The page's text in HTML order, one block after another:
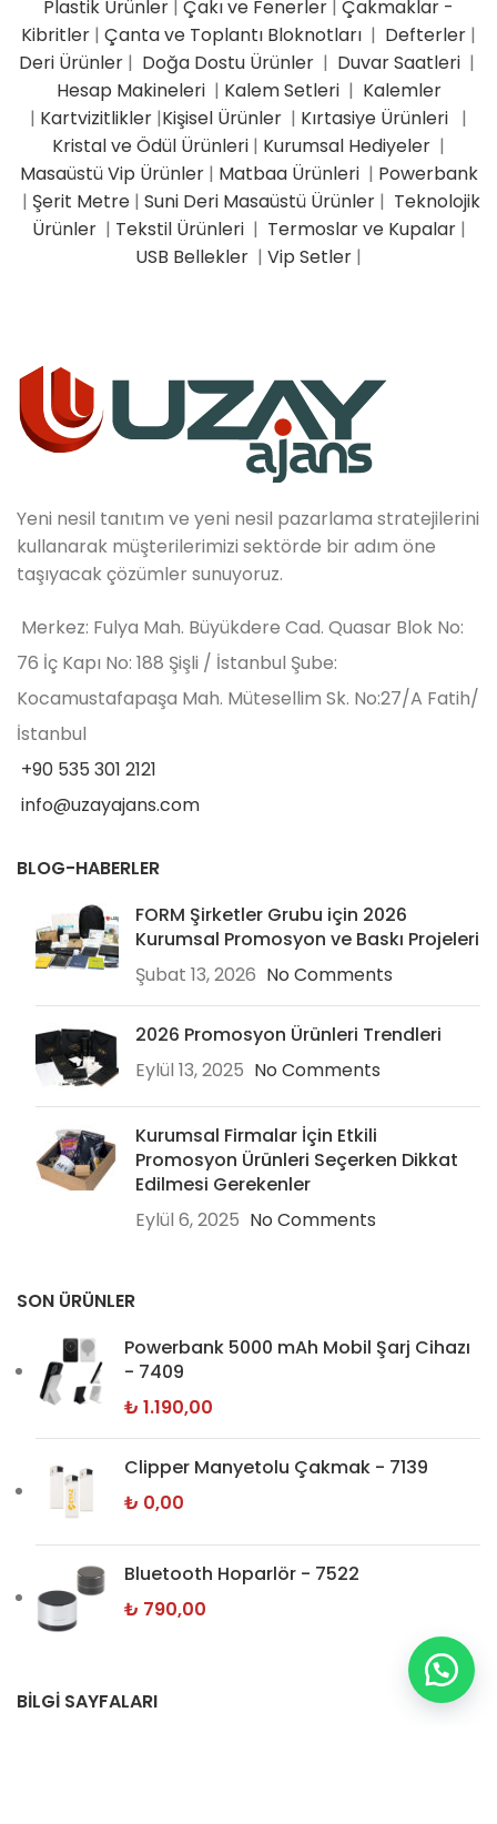
Plastik Ürünler | Çakı ve Fenerler | Çakmaklar -
Kibritler | Çanta ve Toplantı Bloknotları | Defterler |
Deri Ürünler| Doğa Dostu Ürünler | Duvar Saatleri |
Hesap Makineleri| Kalem Setleri| Kalemler
| Kartvizitlikler |Kişisel Ürünler | Kırtasiye Ürünleri |
Kristal ve Ödül Ürünleri | Kurumsal Hediyeler |
Masaüstü Vip Ürünler| Matbaa Ürünleri| Powerbank
| Şerit Metre| Suni Deri Masaüstü Ürünler| Teknolojik
Ürünler | Tekstil Ürünleri | Termoslar ve Kupalar|
USB Bellekler | Vip Setler |
Yeni nesil tanıtım ve yeni nesil pazarlama stratejilerini
kullanarak müşterilerimizi sektörde bir adım öne
taşıyacak çözümler sunuyoruz.
Merkez: Fulya Mah. Büyükdere Cad. Quasar Blok No:
76 İç Kapı No: 188 Şişli / İstanbul Şube:
Kocamustafapaşa Mah. Mütesellim Sk. No:27/A Fatih/
İstanbul
+90 535 301 2121
info@uzayajans.com
BLOG-HABERLER
FORM Şirketler Grubu için 2026
Kurumsal Promosyon ve Baskı Projeleri
Şubat 13, 2026 No Comments
2026 Promosyon Ürünleri Trendleri
Eylül 13, 2025 No Comments
Kurumsal Firmalar İçin Etkili
Promosyon Ürünleri Seçerken Dikkat
Edilmesi Gerekenler
Eylül 6, 2025 No Comments
SON ÜRÜNLER
Powerbank 5000 mAh Mobil Şarj Cihazı
- 7409
₺ 1.190,00
Clipper Manyetolu Çakmak - 7139
₺ 0,00
Bluetooth Hoparlör - 7522
₺ 790,00
BİLGİ SAYFALARI